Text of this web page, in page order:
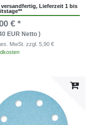
Lieferzeit 1 bis
€ *
EUR Netto )
MwSt. zzgl. 5,90 €